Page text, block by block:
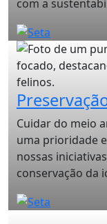
com a
Cuidar do meio
uma prioridade
nossas
conservação da